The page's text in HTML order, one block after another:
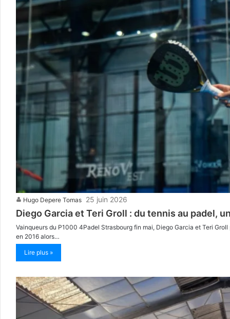
Hugo Depere Tomas 25 juin 2026
Diego Garcia et Teri Groll : du tennis au padel,
Vainqueurs du P1000 4Padel Strasbourg fin mai, Diego Garcia et Teri
en 2016 alors…
Lire plus »